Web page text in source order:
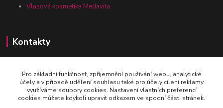
Vlasová kosmetika Medavita
Kontakty
Zákaznická linka vlasy-24.cz
+420 777 164 090
Pro základní funkčnost, zpříjemnění používání webu, analytické
účely a v případě udělení souhlasu také pro účely cílení reklamy
využíváme soubory cookies. Nastavení vlastních preferencí
cookies můžete kdykoli upravit odkazem ve spodní části stránek.